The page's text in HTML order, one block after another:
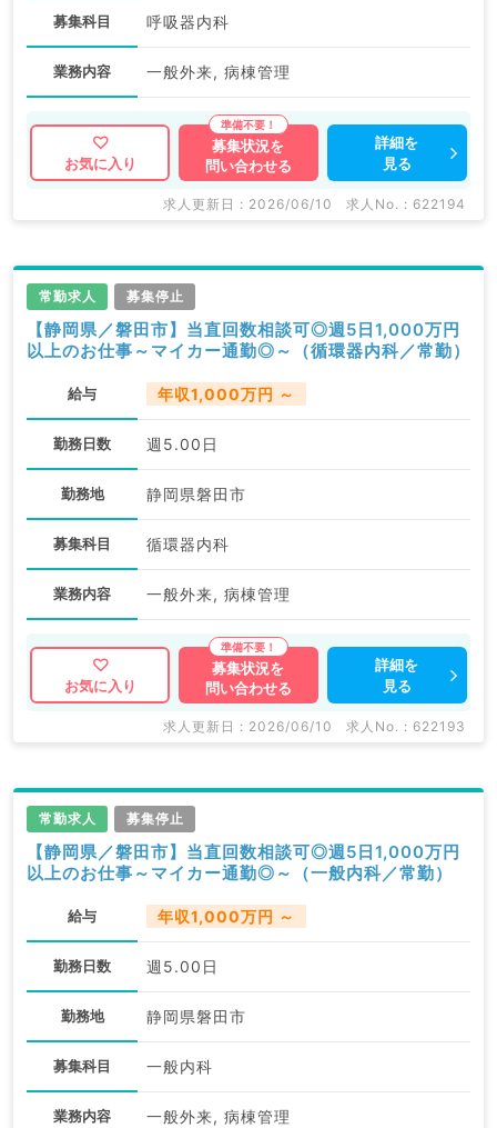
募集科目 呼吸器内科
業務内容 一般外来, 病棟管理
お気に入り
募集状況を
問い合わせる
詳細を
見る
求人更新日 : 2026/06/10 求人No. : 622194
常勤求人 募集停止
【静岡県／磐田市】当直回数相談可◎週5日1,000万円
以上のお仕事～マイカー通勤◎～（循環器内科／常勤）
給与 年収1,000万円 ～
勤務日数 週5.00日
勤務地 静岡県磐田市
募集科目 循環器内科
業務内容 一般外来, 病棟管理
お気に入り
募集状況を
問い合わせる
詳細を
見る
求人更新日 : 2026/06/10 求人No. : 622193
常勤求人 募集停止
【静岡県／磐田市】当直回数相談可◎週5日1,000万円
以上のお仕事～マイカー通勤◎～（一般内科／常勤）
給与 年収1,000万円 ～
勤務日数 週5.00日
勤務地 静岡県磐田市
募集科目 一般内科
業務内容 一般外来, 病棟管理